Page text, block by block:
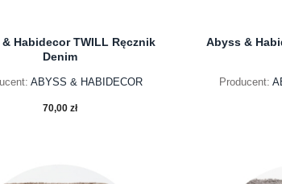
Habidecor TWILL Ręcznik
Denim
ABYSS & HABIDECOR
70,00 zł
Abyss &
Producent: